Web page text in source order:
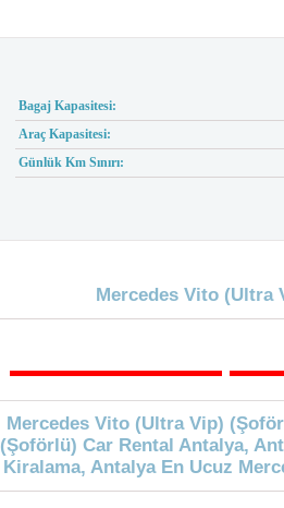
Bagaj Kapasitesi:
Araç Kapasitesi:
Günlük Km Sınırı:
Mercedes Vito (Ultra
Mercedes Vito (Ultra Vip)
(Şoförlü) Car Rental Antalya,
Kiralama, Antalya En Ucuz